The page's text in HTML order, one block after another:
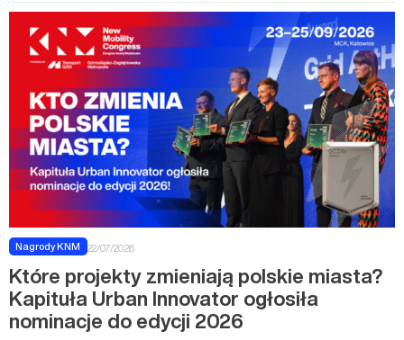
Nagrody KNM 22/07/2026
Które projekty zmieniają polskie miasta?
Kapituła Urban Innovator ogłosiła
nominacje do edycji 2026